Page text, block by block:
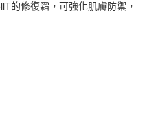
的修復霜，可強化肌膚防禦，